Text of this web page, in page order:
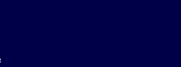
produkt. Ik gebruik het nog te kort om te weten of